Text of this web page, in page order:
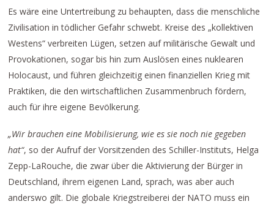
Es wäre eine Untertreibung zu behaupten, dass die menschliche
Zivilisation in tödlicher Gefahr schwebt. Kreise des „kollektiven
Westens“ verbreiten Lügen, setzen auf militärische Gewalt und
Provokationen, sogar bis hin zum Auslösen eines nuklearen
Holocaust, und führen gleichzeitig einen finanziellen Krieg mit
Praktiken, die den wirtschaftlichen Zusammenbruch fördern,
auch für ihre eigene Bevölkerung.
„Wir brauchen eine Mobilisierung, wie es sie noch nie gegeben
hat“, so der Aufruf der Vorsitzenden des Schiller-Instituts, Helga
Zepp-LaRouche, die zwar über die Aktivierung der Bürger in
Deutschland, ihrem eigenen Land, sprach, was aber auch
anderswo gilt. Die globale Kriegstreiberei der NATO muss ein